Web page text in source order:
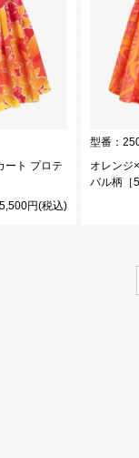
ート プロテ
5,500円(税込)
型番：
オレンジ
バル柄［